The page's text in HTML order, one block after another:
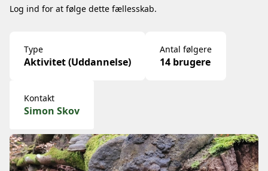
Log ind for at følge dette fællesskab.
Type
Aktivitet (Uddannelse)
Antal følgere
14 brugere
Kontakt
Simon Skov